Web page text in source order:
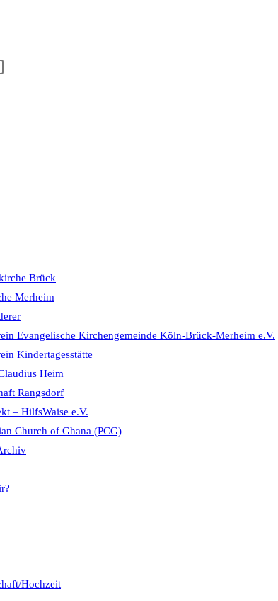
Brück
Merheim
Evangelische Kirchengemeinde Köln-Brück-Merheim e.V.
Kindertagesstätte
Heim
Rangsdorf
– HilfsWaise e.V.
Church of Ghana (PCG)
Hochzeit